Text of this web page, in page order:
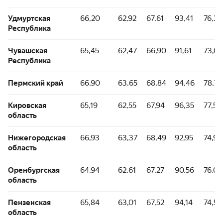
Удмуртская
Республика
66,20 62,92 67,61 93,41 76,31
Чувашская
Республика
65,45 62,47 66,90 91,61 73,03
Пермский край 66,90 63,65 68,84 94,46 78,77
Кировская
область
65,19 62,55 67,94 96,35 77,55
Нижегородская
область
66,93 63,37 68,49 92,95 74,93
Оренбургская
область
64,94 62,61 67,27 90,56 76,02
Пензенская
область
65,84 63,01 67,52 94,14 74,56